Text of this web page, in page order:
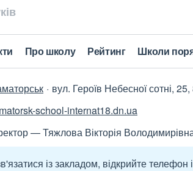
Про школу Рейтинг Школи
вул. Героїв Небесної сотні,
school-internat18.dn.ua
— Тяжлова Вікторія
із закладом, відкрийте телефон